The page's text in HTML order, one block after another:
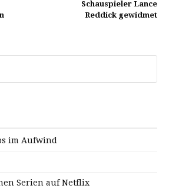
Schauspieler Lance
Reddick gewidmet
im Aufwind
Serien auf Netflix